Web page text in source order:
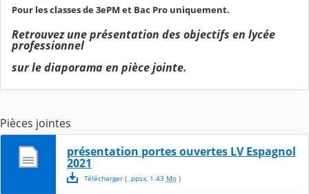
Pour les classes de 3ePM et Bac Pro uniquement.
Retrouvez une présentation des objectifs en lycée
professionnel
sur le diaporama en pièce jointe.
Pièces jointes
présentation portes ouvertes LV Espagnol
2021
Télécharger( .ppsx, 1.43 Mo)